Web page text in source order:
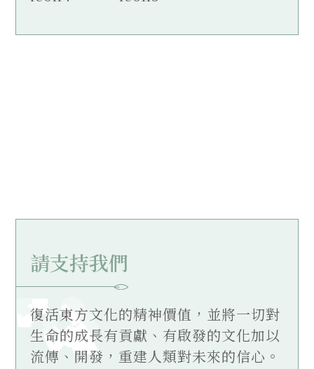
請支持我們
復活東方文化的精神價值，並將一切對
生命的成長有貢獻、有啟發的文化加以
流傳、開發，重建人類對未來的信心。